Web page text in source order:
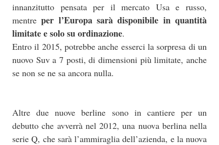
innanzitutto pensata per il mercato Usa e russo,
mentreper l’Europa sarà disponibile in quantità
limitate e solo su ordinazione.
Entro il 2015, potrebbe anche esserci la sorpresa di un
nuovo Suv a 7 posti, di dimensioni più limitate, anche
se non se ne sa ancora nulla.
Altre due nuove berline sono in cantiere per un
debutto che avverrà nel 2012, una nuova berlina nella
serie Q, che sarà l’ammiraglia dell’azienda, e la nuova